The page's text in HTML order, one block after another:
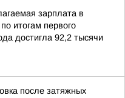
зарплата в
итогам первого
достигла 92,2 тысячи
после затяжных